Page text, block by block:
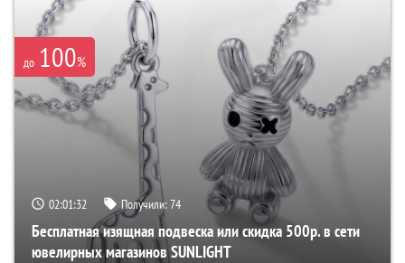
до 100%
02:01:31 Получили:74
Бесплатная изящная подвеска или скидка 500р. в сети
ювелирных магазинов SUNLIGHT